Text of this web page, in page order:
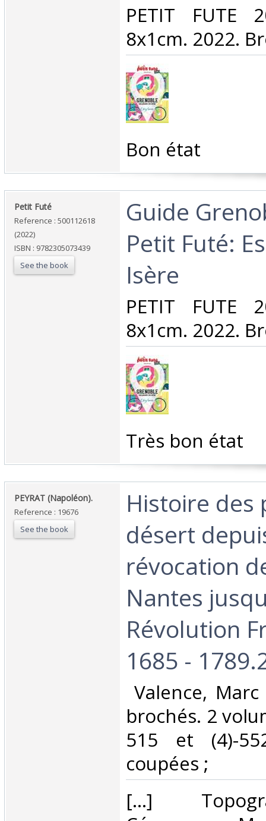
‎PETIT FUTE
8x1cm. 2022.
‎Bon état‎
‎Petit Futé‎
Reference : 500112618
(2022)
ISBN : 9782305073439
See the book
‎Guide
Petit Futé:
Isère‎
‎PETIT FUTE
8x1cm. 2022.
‎Très bon état‎
‎PEYRAT (Napoléon).‎
Reference : 19676
See the book
‎Histoire des
désert
révocation
Nantes
Révolution
1685 -
Valence,
brochés. 2
515 et (4)-
coupées ; ‎
‎[...]